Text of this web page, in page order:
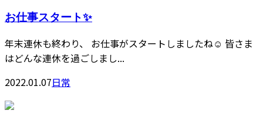
お仕事スタート✨
年末連休も終わり、 お仕事がスタートしましたね☺️ 皆さま
はどんな連休を過ごしまし...
2022.01.07日常